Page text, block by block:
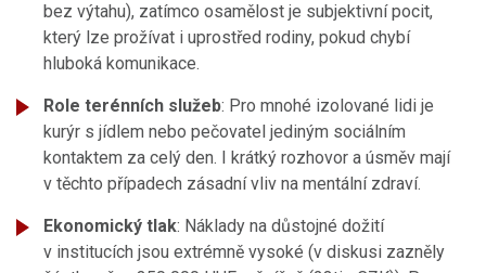
bez výtahu), zatímco osamělost je subjektivní pocit,
který lze prožívat i uprostřed rodiny, pokud chybí
hluboká komunikace.
Role terénních služeb: Pro mnohé izolované lidi je
kurýr s jídlem nebo pečovatel jediným sociálním
kontaktem za celý den. I krátký rozhovor a úsměv mají
v těchto případech zásadní vliv na mentální zdraví.
Ekonomický tlak: Náklady na důstojné dožití
v institucích jsou extrémně vysoké (v diskusi zazněly